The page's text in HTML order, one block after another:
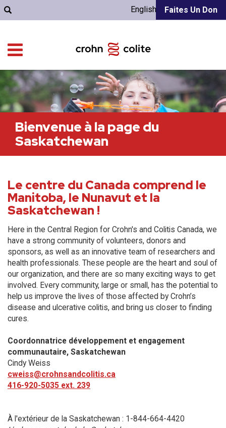
Faites Un Don
English
Bienvenue à la page du
Saskatchewan
Le centre du Canada comprend le
Manitoba, le Nunavut et la
Saskatchewan !
Here in the Central Region for Crohn's and Colitis Canada, we
have a strong community of volunteers, donors and
sponsors, as well as an innovative team of researchers and
health professionals. These people are the heart and soul of
our organization, and there are so many exciting ways to get
involved. Every community, large or small, has the potential to
help us improve the lives of those affected by Crohn’s
disease and ulcerative colitis, and bring us closer to finding
cures.
Coordonnatrice développement et engagement
communautaire, Saskatchewan
Cindy Weiss
cweiss@crohnsandcolitis.ca
416-920-5035 ext. 239
À l'extérieur de la Saskatchewan : 1-844-664-4420